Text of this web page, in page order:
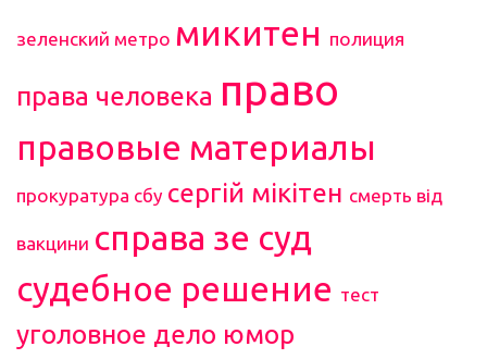
зеленский метро микитен полиция
права человека право
правовые материалы
прокуратура сбу сергій мікітен смерть від
вакцини справа зе суд
судебное решение тест
уголовное дело юмор